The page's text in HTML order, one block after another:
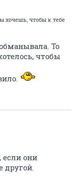
хочешь, чтобы к тебе
То
чтобы
они
другой.